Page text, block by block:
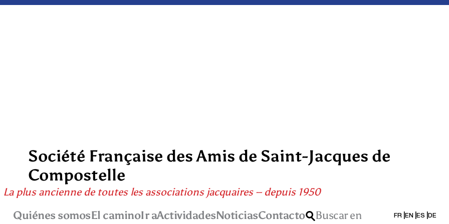
Société Française des Amis de Saint-Jacques de
Compostelle
La plus ancienne de toutes les associations jacquaires – depuis 1950
Quiénes somosEl caminoIr aActividadesNoticiasContacto Buscar en FR EN ES DE